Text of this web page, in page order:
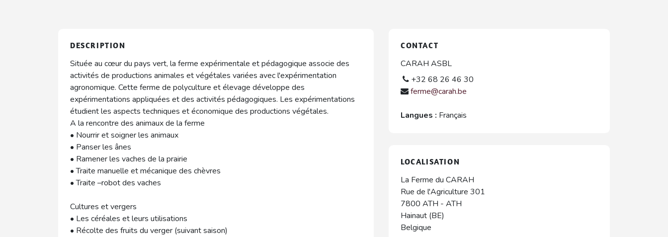
DESCRIPTION
Située au cœur du pays vert, la ferme expérimentale et pédagogique associe des
activités de productions animales et végétales variées avec l'expérimentation
agronomique. Cette ferme de polyculture et élevage développe des
expérimentations appliquées et des activités pédagogiques. Les expérimentations
étudient les aspects techniques et économique des productions végétales.
A la rencontre des animaux de la ferme
• Nourrir et soigner les animaux
• Panser les ânes
• Ramener les vaches de la prairie
• Traite manuelle et mécanique des chèvres
• Traite –robot des vaches
Cultures et vergers
• Les céréales et leurs utilisations
• Récolte des fruits du verger (suivant saison)
CONTACT
CARAH ASBL
+32 68 26 46 30
ferme@carah.be
Langues : Français
LOCALISATION
La Ferme du CARAH
Rue de l'Agriculture 301
7800 ATH - ATH
Hainaut (BE)
Belgique